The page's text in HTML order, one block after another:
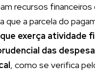
recursos
que a parcela do
exerça atividade
das
, como se verifica